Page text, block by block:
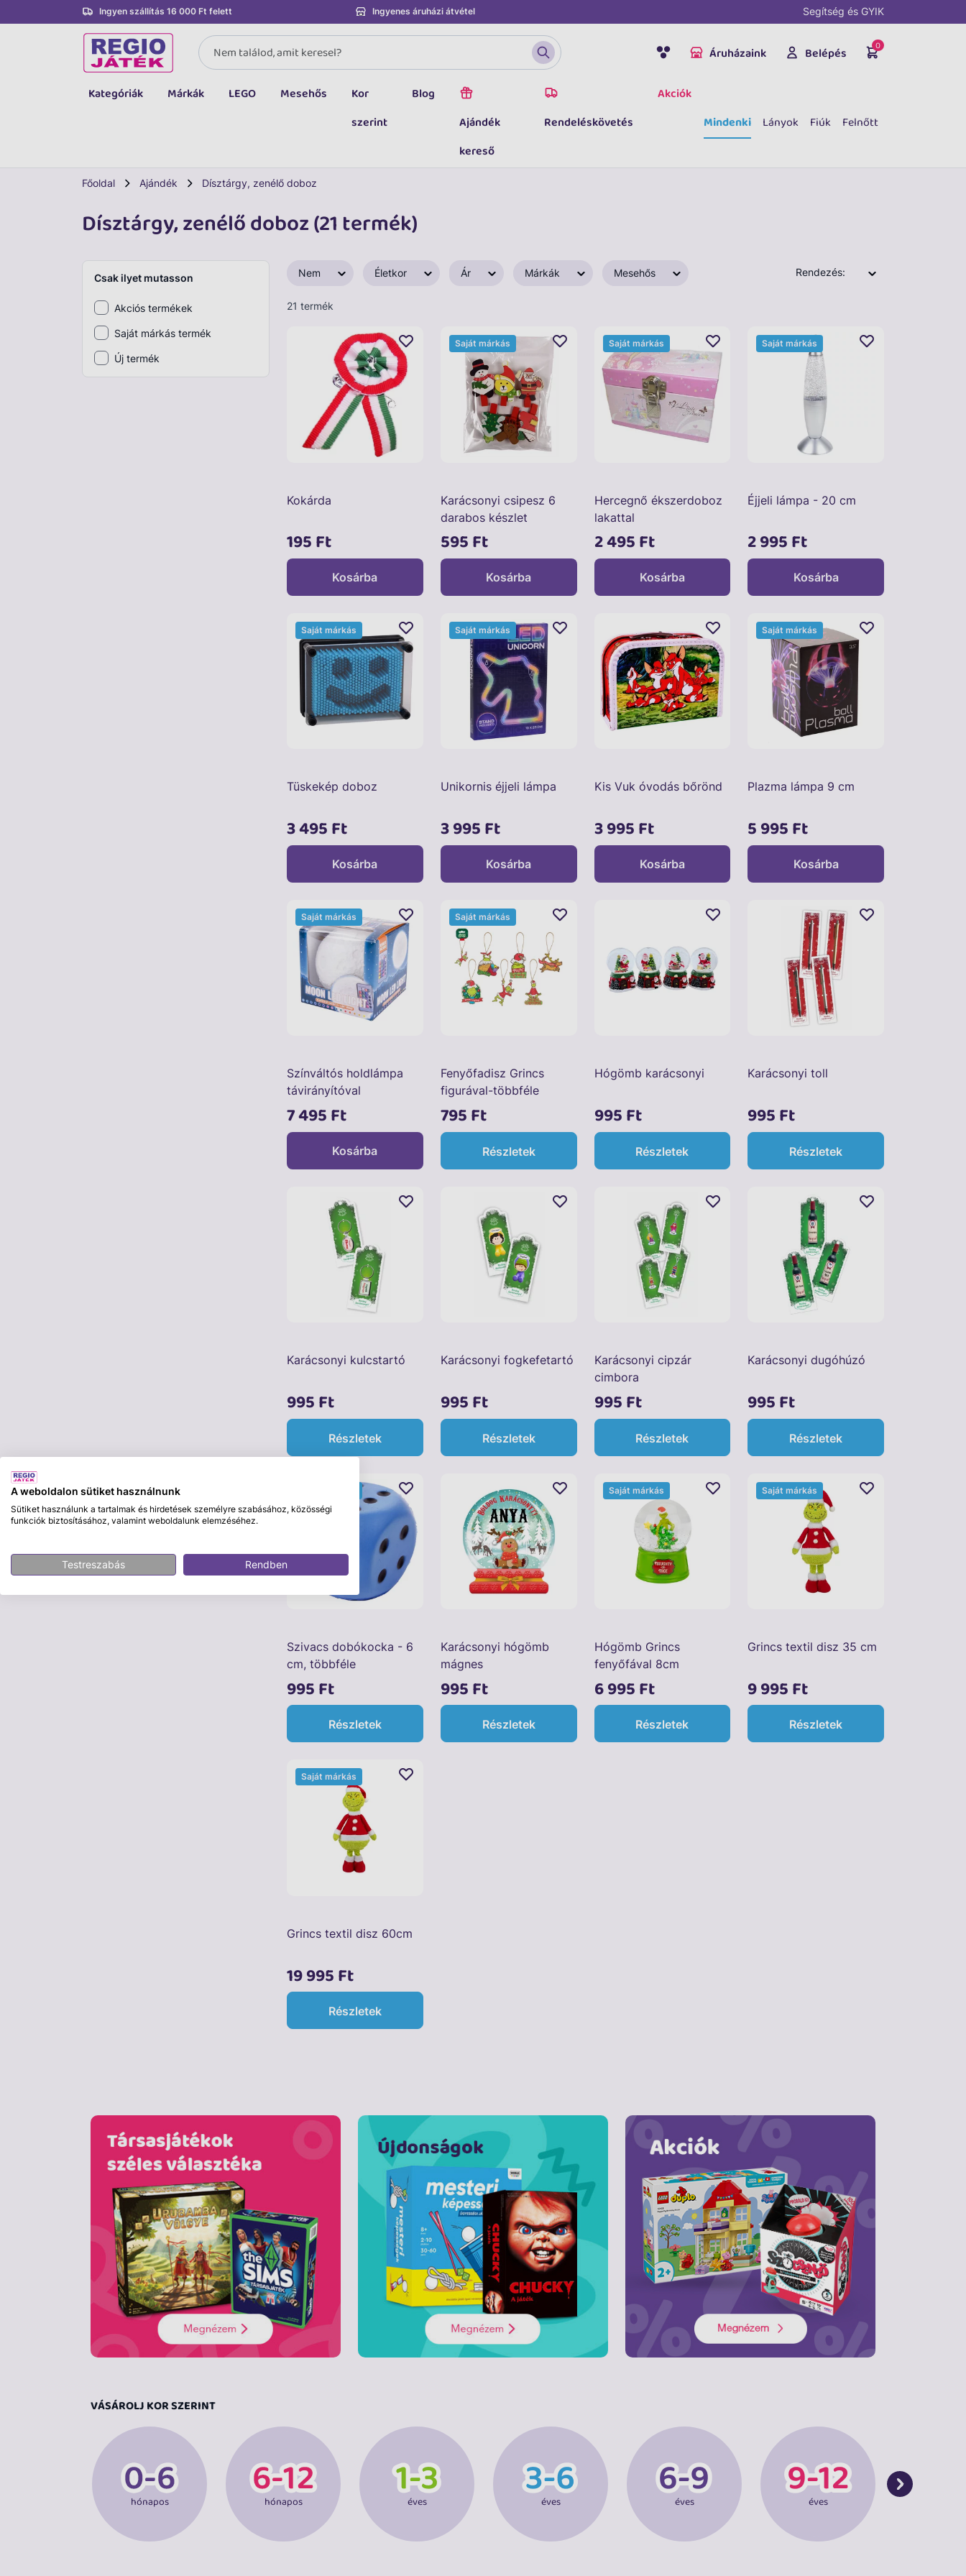
Ingyen szállítás 16 000 Ft felett Ingyenes áruházi átvétel Segítség és GYIK
Áruházaink Belépés 0
Kategóriák
LEGO
Autó, jármű
Márkák LEGO Mesehős
Kor
szerint
Blog
Ajándék
kereső
Rendeléskövetés
Akciók
Mindenki
Lányok Fiúk Felnőtt
Főoldal Ajándék Dísztárgy, zenélő doboz
Dísztárgy, zenélő doboz (21 termék)
Csak ilyet mutasson
Akciós termékek
Saját márkás termék
Új termék
Nem Életkor Ár Márkák Mesehős Rendezés:
21 termék
Kokárda
195 Ft
Kosárba
Karácsonyi csipesz 6
darabos készlet
595 Ft
Saját márkás
Kosárba
Hercegnő ékszerdoboz
lakattal
2 495 Ft
Saját márkás
Kosárba
Éjjeli lámpa - 20 cm
2 995 Ft
Saját márkás
Kosárba
Tüskekép doboz
3 495 Ft
Saját márkás
Kosárba
Unikornis éjjeli lámpa
3 995 Ft
Saját márkás
Kosárba
Kis Vuk óvodás bőrönd
3 995 Ft
Kosárba
Plazma lámpa 9 cm
5 995 Ft
Saját márkás
Kosárba
Színváltós holdlámpa
távirányítóval
7 495 Ft
Saját márkás
Kosárba
Fenyőfadisz Grincs
figurával-többféle
795 Ft
Saját márkás
Részletek
Hógömb karácsonyi
995 Ft
Részletek
Karácsonyi toll
995 Ft
Részletek
Karácsonyi kulcstartó
995 Ft
Részletek
Karácsonyi fogkefetartó
995 Ft
Részletek
Karácsonyi cipzár
cimbora
995 Ft
Részletek
Karácsonyi dugóhúzó
995 Ft
Részletek
Szivacs dobókocka - 6
cm, többféle
995 Ft
Részletek
Karácsonyi hógömb
mágnes
995 Ft
Részletek
Hógömb Grincs
fenyőfával 8cm
6 995 Ft
Saját márkás
Részletek
Grincs textil disz 35 cm
9 995 Ft
Saját márkás
Részletek
Grincs textil disz 60cm
19 995 Ft
Saját márkás
Részletek
VÁSÁROLJ KOR SZERINT
hónapos hónapos éves éves éves éves
A weboldalon sütiket használnunk
Sütiket használunk a tartalmak és hirdetések személyre szabásához, közösségi
funkciók biztosításához, valamint weboldalunk elemzéséhez.
Testreszabás Rendben